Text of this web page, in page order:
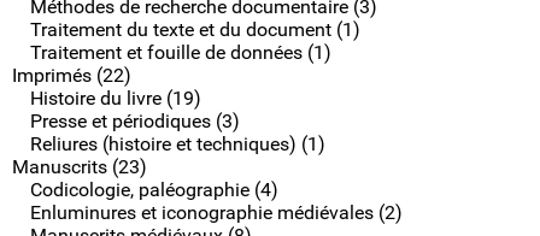
Méthodes de recherche documentaire (3)
Traitement du texte et du document (1)
Traitement et fouille de données (1)
Imprimés (22)
Histoire du livre (19)
Presse et périodiques (3)
Reliures (histoire et techniques) (1)
Manuscrits (23)
Codicologie, paléographie (4)
Enluminures et iconographie médiévales (2)